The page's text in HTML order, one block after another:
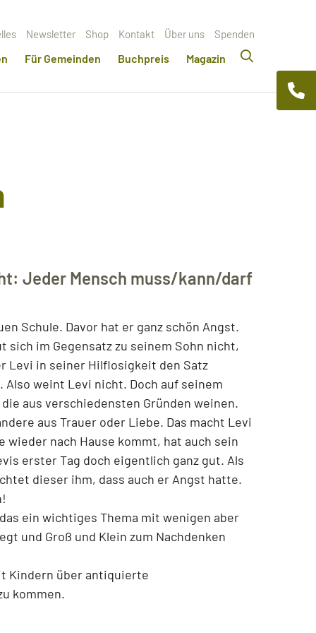
Newsletter Shop Kontakt Über uns Spenden
Für Gemeinden Buchpreis Magazin
Jeder Mensch muss/kann/darf
Schule. Davor hat er ganz schön Angst.
sich im Gegensatz zu seinem Sohn nicht,
Levi in seiner Hilflosigkeit den Satz
Also weint Levi nicht. Doch auf seinem
aus verschiedensten Gründen weinen.
aus Trauer oder Liebe. Das macht Levi
wieder nach Hause kommt, hat auch sein
erster Tag doch eigentlich ganz gut. Als
dieser ihm, dass auch er Angst hatte.
ein wichtiges Thema mit wenigen aber
und Groß und Klein zum Nachdenken
Kindern über antiquierte
kommen.